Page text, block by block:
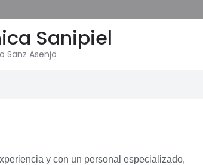
Sanipiel
Sanz Asenjo
y con un personal especializado,